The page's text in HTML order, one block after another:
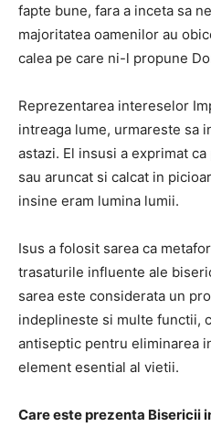
fapte bune, fara a inceta sa
majoritatea oamenilor au
calea pe care ni-l propune
Reprezentarea intereselor
intreaga lume, urmareste sa
astazi. El insusi a exprimat
sau aruncat si calcat in
insine eram lumina lumii.
Isus a folosit sarea ca
trasaturile influente ale
sarea este considerata un
indeplineste si multe functii,
antiseptic pentru eliminarea
element esential al vietii.
Care este prezenta Bisericii